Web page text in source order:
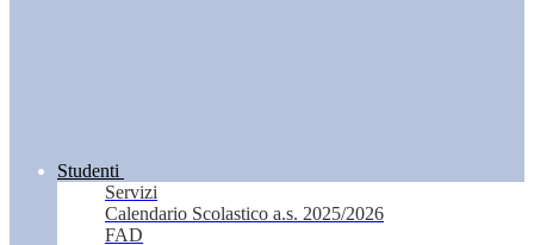
Studenti
Servizi
Calendario Scolastico a.s. 2025/2026
FAD